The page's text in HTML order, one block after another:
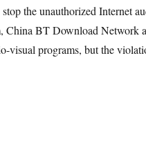
the unauthorized Internet
China BT Download Network
visual programs, but the